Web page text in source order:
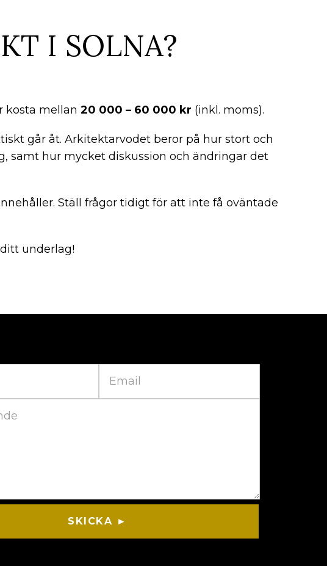
I SOLNA?
kosta mellan 20 000 – 60 000 kr (inkl. moms).
går åt. Arkitektarvodet beror på hur stort och
samt hur mycket diskussion och ändringar det
Ställ frågor tidigt för att inte få oväntade
underlag!
SKICKA ►